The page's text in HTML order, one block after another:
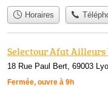
Horaires
Selectour Afat
18 Rue Paul Bert, 69003
Fermée, ouvre à 9h